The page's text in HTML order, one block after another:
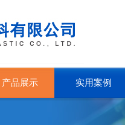
产品展示 实用案例